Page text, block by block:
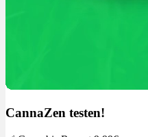
CannaZen testen!